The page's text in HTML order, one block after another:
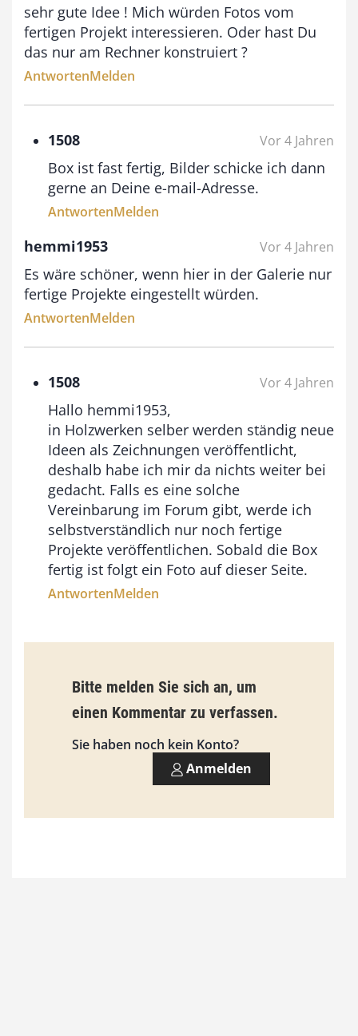
i
s
3
0
sehr gute Idee ! Mich würden Fotos vom
fertigen Projekt interessieren. Oder hast Du
das nur am Rechner konstruiert ?
AntwortenMelden
1508 Vor 4 Jahren
Box ist fast fertig, Bilder schicke ich dann
gerne an Deine e-mail-Adresse.
AntwortenMelden
hemmi1953 Vor 4 Jahren
Es wäre schöner, wenn hier in der Galerie nur
fertige Projekte eingestellt würden.
AntwortenMelden
1508 Vor 4 Jahren
Hallo hemmi1953,
in Holzwerken selber werden ständig neue
Ideen als Zeichnungen veröffentlicht,
deshalb habe ich mir da nichts weiter bei
gedacht. Falls es eine solche
Vereinbarung im Forum gibt, werde ich
selbstverständlich nur noch fertige
Projekte veröffentlichen. Sobald die Box
fertig ist folgt ein Foto auf dieser Seite.
AntwortenMelden
Bitte melden Sie sich an, um
einen Kommentar zu verfassen.
Sie haben noch kein Konto?
Anmelden